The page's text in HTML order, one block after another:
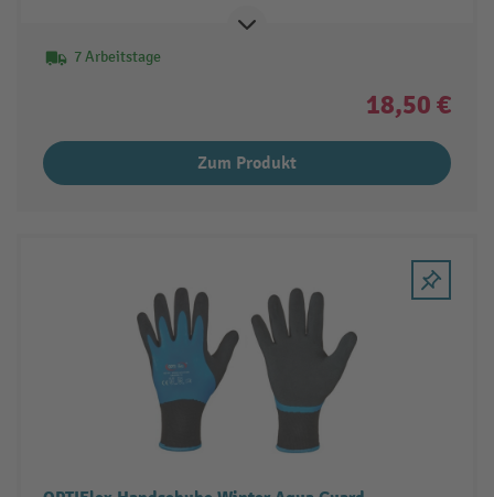
7 Arbeitstage
18,50 €
Zum Produkt